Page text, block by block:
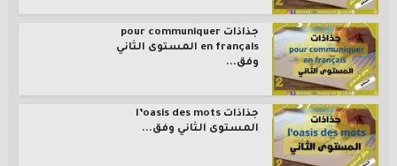
جذاذات pour communiquer
en français المستوى الثاني
وفق...
جذاذات l’oasis des mots
المستوى الثاني وفق...